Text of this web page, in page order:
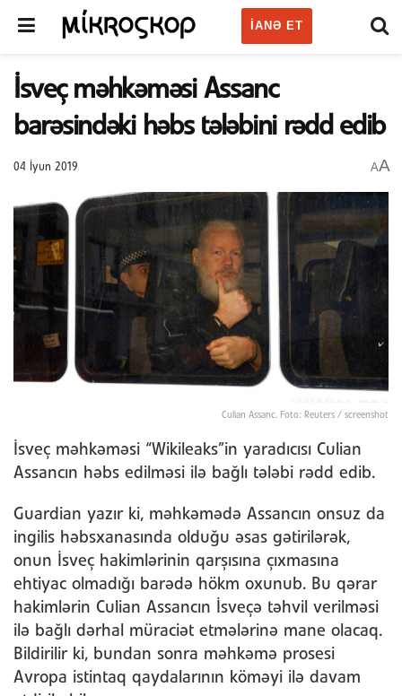
IANƏ ET
İsveç məhkəməsi Assanc
barəsindəki həbs tələbini rədd edib
04 İyun 2019 AA
Culian Assanc. Foto: Reuters / screenshot
İsveç məhkəməsi “Wikileaks”in yaradıcısı Culian
Assancın həbs edilməsi ilə bağlı tələbi rədd edib.
Guardian yazır ki, məhkəmədə Assancın onsuz da
ingilis həbsxanasında olduğu əsas gətirilərək,
onun İsveç hakimlərinin qarşısına çıxmasına
ehtiyac olmadığı barədə hökm oxunub. Bu qərar
hakimlərin Culian Assancın İsveçə təhvil verilməsi
ilə bağlı dərhal müraciət etmələrinə mane olacaq.
Bildirilir ki, bundan sonra məhkəmə prosesi
Avropa istintaq qaydalarının köməyi ilə davam